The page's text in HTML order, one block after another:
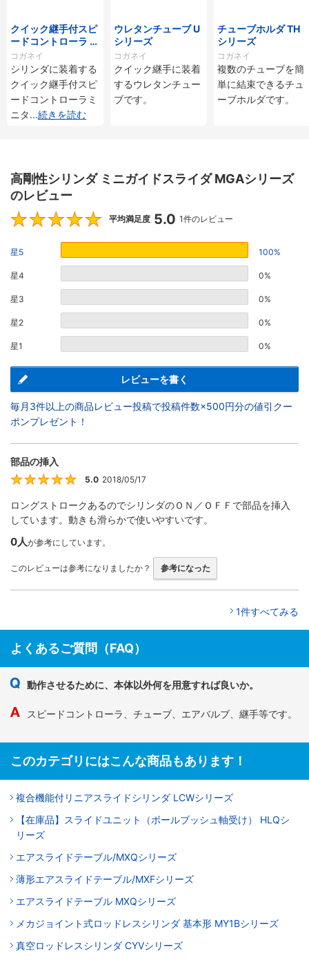
クイック継手付スピ
ードコントローラ ス
タンダードタイプ S
C□-M・SS□-Mシ
リーズ
コガネイ
シリンダに装着する
クイック継手付スピ
ードコントローラミ
ニタ...続きを読む
ウレタンチューブ U
シリーズ
コガネイ
クイック継手に装着
するウレタンチュー
ブです。
チューブホルダ TH
シリーズ
コガネイ
複数のチューブを簡
単に結束できるチュ
ーブホルダです。
高剛性シリンダ ミニガイドスライダ MGAシリーズ
のレビュー
5
平均満足度 5.0 1件のレビュー
星5 100%
星4 0%
星3 0%
星2 0%
星1 0%
レビューを書く
毎月3件以上の商品レビュー投稿で投稿件数×500円分の値引クー
ポンプレゼント！
部品の挿入
5.0 2018/05/17
ロングストロークあるのでシリンダのＯＮ／ＯＦＦで部品を挿入
しています。動きも滑らかで使いやすいです。
0人が参考にしています。
このレビューは参考になりましたか？ 参考になった
1件すべてみる
よくあるご質問（FAQ）
動作させるために、本体以外何を用意すれば良いか。
スピードコントローラ、チューブ、エアバルブ、継手等です。
このカテゴリにはこんな商品もあります！
複合機能付リニアスライドシリンダ LCWシリーズ
【在庫品】スライドユニット（ボールブッシュ軸受け） HLQシ
リーズ
エアスライドテーブル/MXQシリーズ
薄形エアスライドテーブル/MXFシリーズ
エアスライドテーブル MXQシリーズ
メカジョイント式ロッドレスシリンダ 基本形 MY1Bシリーズ
真空ロッドレスシリンダ CYVシリーズ